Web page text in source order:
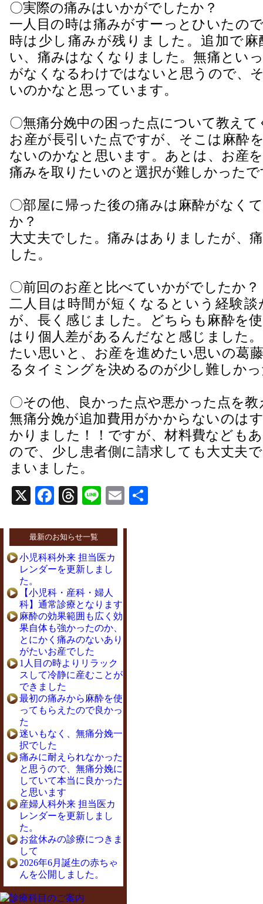
〇実際の痛みはいかがでしたか？
一人目の時は痛みがすーっとひいたの
時は少し痛みが残りました。追加で
い、痛みはなくなりました。無痛とい
がなくなるわけではないと思うので、
いのかなと思っています。
〇無痛分娩中の困った点について教えて
お産が長引いた点ですが、そこは麻酔
ないのかなと思います。あとは、お産
痛みを取りたいのと選択が難しかったで
〇部屋に帰った後の痛みは麻酔がなく
か？
大丈夫でした。痛みはありましたが、
した。
〇前回のお産と比べていかがでしたか？
二人目は時間が短くなるという経験
が、長く感じました。どちらも麻酔を
はり個人差があるんだなと感じました
たい思いと、お産を進めたい思いの葛
るタイミングを決めるのが少し難しか
〇その他、良かった点や悪かった点を
無痛分娩が追加費用がかからないのは
かりました！！ですが、材料費なども
ので、少し患者側に請求しても大丈夫
まいました。
X Facebook
Threads
LineEmail
最新のお知らせ一覧
小児科科外来 担当医カ
レンダーを更新しまし
た。
【小児科・産科・婦人
科】通常診療となります
麻酔の効果範囲も広く効
果自体も強かったのか、
とにかく痛みのないあり
がたいお産でした
1人目の時よりリラック
スして冷静に産むことが
できました
最初の痛みから麻酔を使
ってもらえたので良かっ
た
迷いもなく、無痛分娩一
択でした
痛みに耐えられなかった
と思うので、無痛分娩に
していて本当に良かった
と思います
産婦人科外来 担当医カ
レンダーを更新しまし
た。
お盆休みの診療につきま
して
2026年6月誕生の赤ちゃ
んを公開しました。